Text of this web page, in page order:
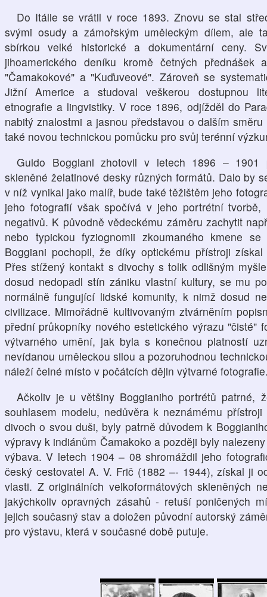
Do Itálie se vrátil v roce 1893. Znovu se stal
svými osudy a zámořským uměleckým dílem, ale
sbírkou velké historické a dokumentární ceny.
jihoamerického deníku kromě četných
"Čamakokové" a "Kuďuveové". Zároveň se
Jižní Americe a studoval veškerou dostupnou
etnografie a lingvistiky. V roce 1896, odjížděl do
nabitý znalostmi a jasnou představou o dalším
také novou technickou pomůcku pro svůj terénní
Guido Boggiani zhotovil v letech 1896 – 1901
skleněné želatinové desky různých formátů. Dalo by
v níž vynikal jako malíř, bude také těžištěm jeho
jeho fotografií však spočívá v jeho portrétní
negativů. K původně vědeckému záměru zachytit
nebo typickou fyziognomii zkoumaného kmene
Boggiani pochopil, že díky optickému přístroji
Přes stížený kontakt s divochy s tolik odlišným
dosud nedopadl stín zániku vlastní kultury, se mu
normálně fungující lidské komunity, k nimž dosud
civilizace. Mimořádně kultivovaným ztvárněním
přední průkopníky nového estetického výrazu "čisté"
výtvarného umění, jak byla s konečnou platností
nevídanou uměleckou silou a pozoruhodnou
náleží čelné místo v počátcích dějin výtvarné
Ačkoliv je u většiny Boggianiho portrétů patrné,
souhlasem modelu, nedůvěra k neznámému
divoch o svou duši, byly patrně důvodem k
výpravy k indiánům Čamakoko a později byly
výbava. V letech 1904 – 08 shromáždil jeho
český cestovatel A. V. Frič (1882 –- 1944), získal ji
vlasti. Z originálních velkoformátových skleněných
jakýchkoliv opravných zásahů - retuší poničených
jejich současný stav a doložen původní autorský
pro výstavu, která v současné době putuje.